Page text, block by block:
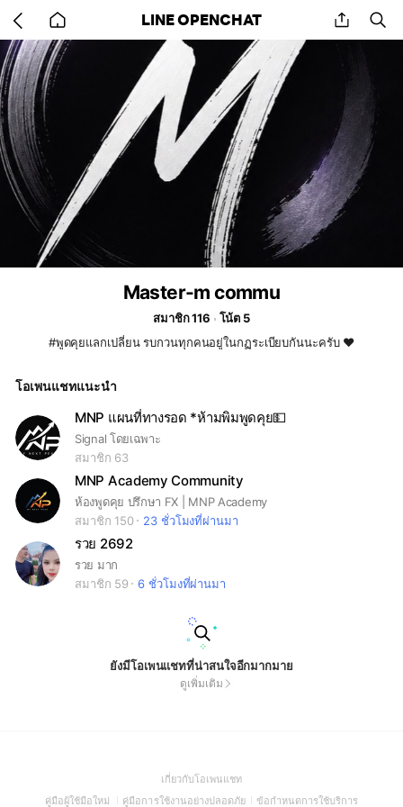
back
to
LINE OPENCHAT share
Master-m commu
สมาชิก 116
โน้ต 5
#พูดคุยแลกเปลี่ยน รบกวนทุกคนอยู่ในกฏระเบียบกันนะครับ ❤️
โอเพนแชทแนะนำ
MNP แผนที่ทางรอด *ห้ามพิมพูดคุย💵
Signal โดยเฉพาะ
สมาชิก 63
MNP Academy Community
ห้องพูดคุย ปรึกษา FX | MNP Academy
สมาชิก 150
23 ชั่วโมงที่ผ่านมา
รวย 2692
รวย มาก
สมาชิก 59
6 ชั่วโมงที่ผ่านมา
ยังมีโอเพนแชทที่น่าสนใจอีกมากมาย
ดูเพิ่มเติม
เกี่ยวกับโอเพนแชท(Open
in
คู่มือผู้ใช้มือใหม่ (Open
คู่มือการใช้งานอย่างปลอดภัย(Open
ข้อกำหนดการใช้บริการ(Open